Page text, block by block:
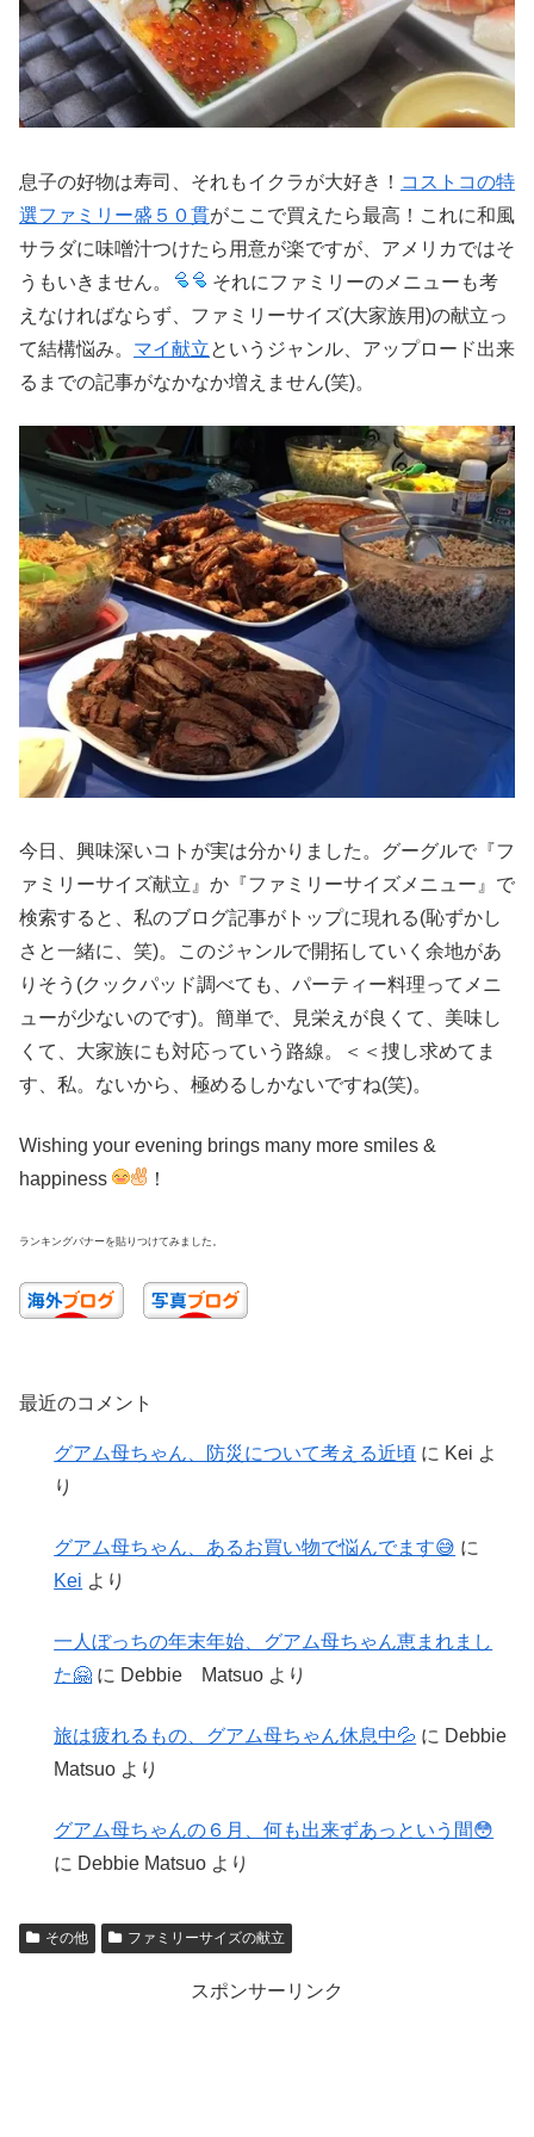
息子の好物は寿司、それもイクラが大好き！ コストコの特
選ファミリー盛５０貫がここで買えたら最高！これに和風
サラダに味噌汁つけたら用意が楽ですが、アメリカではそ
うもいきません。
それにファミリーのメニューも考
えなければならず、ファミリーサイズ(大家族用)の献立っ
て結構悩み。 マイ献立というジャンル、アップロード出来
るまでの記事がなかなか増えません(笑)。
今日、興味深いコトが実は分かりました。グーグルで『フ
ァミリーサイズ献立』か『ファミリーサイズメニュー』で
検索すると、私のブログ記事がトップに現れる(恥ずかし
さと一緒に、笑)。このジャンルで開拓していく余地があ
りそう(クックパッド調べても、パーティー料理ってメニ
ューが少ないのです)。簡単で、見栄えが良くて、美味し
くて、大家族にも対応っていう路線。＜＜捜し求めてま
す、私。ないから、極めるしかないですね(笑)。
Wishing your evening brings many more smiles &
happiness
！
ランキングバナーを貼りつけてみました。
最近のコメント
グアム母ちゃん、防災について考える近頃 に Kei よ
り
グアム母ちゃん、あるお買い物で悩んでます😅 に
Kei より
一人ぼっちの年末年始、グアム母ちゃん恵まれまし
た🤗 に Debbie Matsuo より
旅は疲れるもの、グアム母ちゃん休息中💦 に Debbie
Matsuo より
グアム母ちゃんの６月、何も出来ずあっという間😳
に Debbie Matsuo より
その他 ファミリーサイズの献立
スポンサーリンク